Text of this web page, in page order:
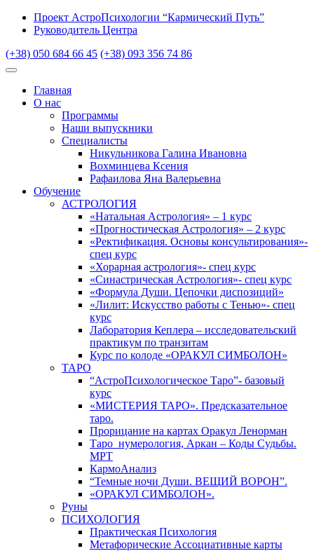
Проект АстроПсихологии “Кармический Путь”
Руководитель Центра
(+38) 050 684 66 45 (+38) 093 356 74 86
Главная
О нас
Программы
Наши выпускники
Специалисты
Никульникова Галина Ивановна
Вохминцева Ксения
Рафаилова Яна Валерьевна
Обучение
АСТРОЛОГИЯ
«Натальная Астрология» – 1 курс
«Прогностическая Астрология» – 2 курс
«Ректификация. Основы консультирования»-
спец курс
«Хорарная астрология»- спец курс
«Синастрическая Астрология»- спец курс
«Формула Души. Цепочки диспозиций»
«Лилит: Искусство работы с Тенью»- спец
курс
Лаборатория Кеплера – исследовательский
практикум по транзитам
Курс по колоде «ОРАКУЛ СИМБОЛОН»
ТАРО
“АстроПсихологическое Таро”- базовый
курс
«МИСТЕРИЯ ТАРО». Предсказательное
таро.
Прорицание на картах Оракул Ленорман
Таро_нумерология, Аркан – Коды Судьбы.
МРТ
КармоАнализ
“Темные ночи Души. ВЕЩИЙ ВОРОН”.
«ОРАКУЛ СИМБОЛОН».
Руны
ПСИХОЛОГИЯ
Практическая Психология
Метафорические Ассоциативные карты